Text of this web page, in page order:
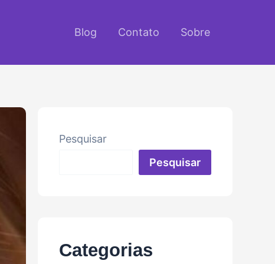
Blog Contato Sobre
Pesquisar
Pesquisar
Categorias